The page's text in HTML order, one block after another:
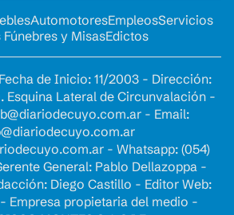
AutomotoresEmpleosServicios
y MisasEdictos
de Inicio: 11/2003 - Dirección:
Esquina Lateral de Circunvalación -
- Email:
- Whatsapp: (054)
General: Pablo Dellazoppa -
Diego Castillo - Editor Web:
Empresa propietaria del medio -